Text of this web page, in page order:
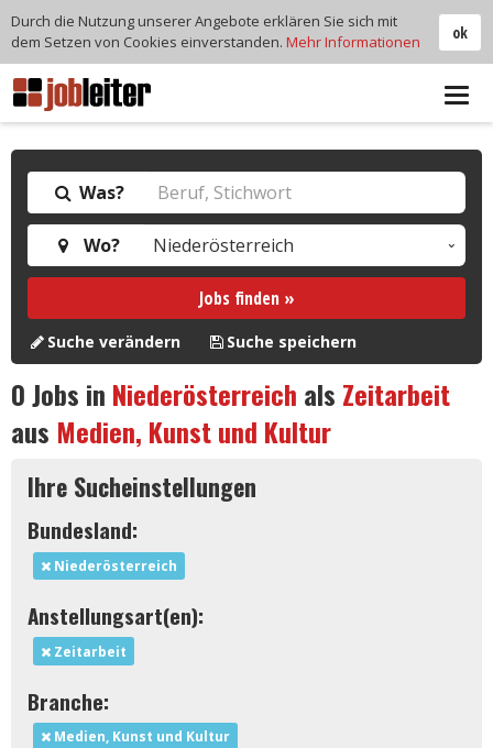
Was?
Wo?
Jobs finden »
Suche verändern Suche speichern
0Jobs in Niederösterreich als Zeitarbeit
aus Medien, Kunst und Kultur
Ihre Sucheinstellungen
Bundesland:
Niederösterreich
Anstellungsart(en):
Zeitarbeit
Branche:
Medien, Kunst und Kultur
ok
Durch die Nutzung unserer Angebote erklären Sie sich mit
dem Setzen von Cookies einverstanden. Mehr Informationen